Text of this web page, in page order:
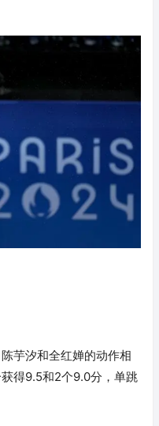
芋汐和全红婵的动作相
得9.5和2个9.0分，单跳